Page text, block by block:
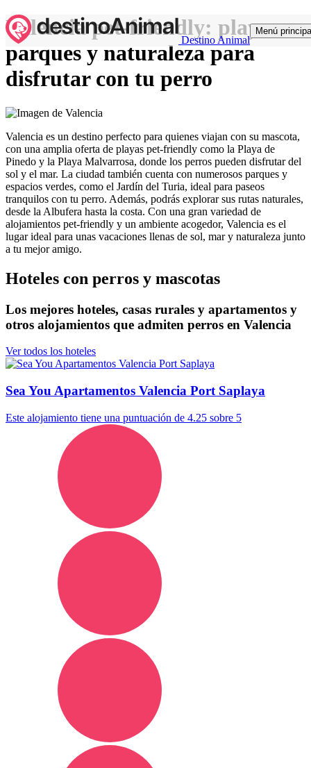
Destino Animal
Menú
Valencia pet-friendly: playas,
parques y naturaleza para
disfrutar con tu perro
Valencia es un destino perfecto para quienes viajan con su mascota,
con una amplia oferta de playas pet-friendly como la Playa de
Pinedo y la Playa Malvarrosa, donde los perros pueden disfrutar del
sol y el mar. La ciudad también cuenta con numerosos parques y
espacios verdes, como el Jardín del Turia, ideal para paseos
tranquilos con tu perro. Además, podrás explorar sus rutas naturales,
desde la Albufera hasta la costa. Con una gran variedad de
alojamientos pet-friendly y un ambiente acogedor, Valencia es el
lugar ideal para unas vacaciones llenas de sol, mar y naturaleza junto
a tu mejor amigo.
Hoteles con perros y mascotas
Los mejores hoteles, casas rurales y apartamentos y
otros alojamientos que admiten perros en Valencia
Ver todos los hoteles
Sea You Apartamentos Valencia Port Saplaya
Este alojamiento tiene una puntuación de 4.25 sobre 5